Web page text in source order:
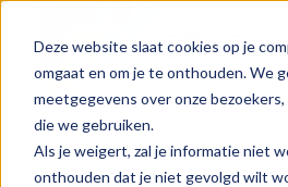
Deze website slaat cookies op je
omgaat en om je te onthouden. We
meetgegevens over onze
die we gebruiken.
Als je weigert, zal je informatie niet
onthouden dat je niet gevolgd wilt